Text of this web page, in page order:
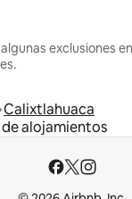
exclusiones
Calixtlahuaca
alojamientos